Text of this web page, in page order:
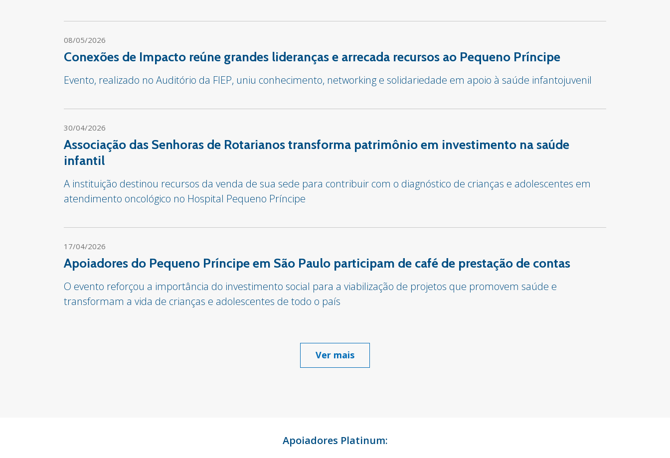
08/05/2026
Conexões de Impacto reúne grandes lideranças e arrecada recursos ao Pequeno Príncipe
Evento, realizado no Auditório da FIEP, uniu conhecimento, networking e solidariedade em apoio à saúde infantojuvenil
30/04/2026
Associação das Senhoras de Rotarianos transforma patrimônio em investimento na saúde
infantil
A instituição destinou recursos da venda de sua sede para contribuir com o diagnóstico de crianças e adolescentes em
atendimento oncológico no Hospital Pequeno Príncipe
17/04/2026
Apoiadores do Pequeno Príncipe em São Paulo participam de café de prestação de contas
O evento reforçou a importância do investimento social para a viabilização de projetos que promovem saúde e
transformam a vida de crianças e adolescentes de todo o país
Ver mais
Apoiadores Platinum: